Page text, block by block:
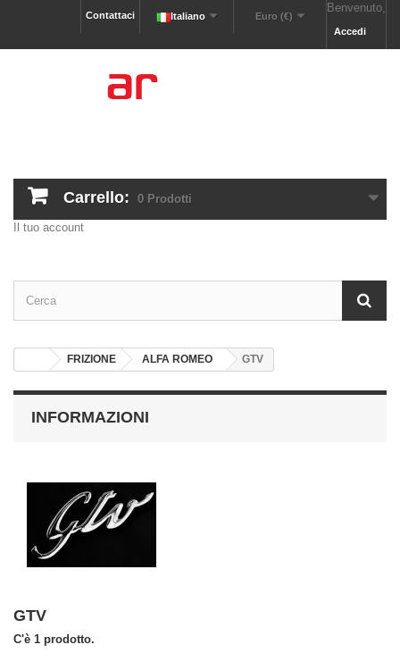
Benvenuto,
Accedi
Euro (€)
Italiano
Contattaci
Carrello: 0 Prodotti
Il tuo account
FRIZIONE ALFA ROMEO GTV
INFORMAZIONI
GTV
C'è 1 prodotto.